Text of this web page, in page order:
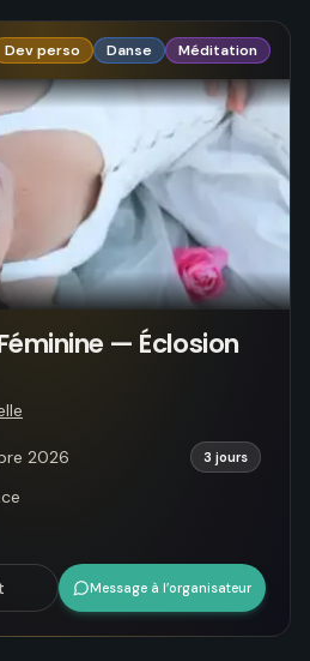
Dev perso Danse Méditation
— Éclosion
2026 3 jours
Message à l’organisateur